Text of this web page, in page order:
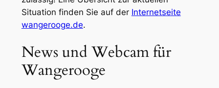
Situation finden Sie auf der Internetseite
wangerooge.de.
News und Webcam für
Wangerooge